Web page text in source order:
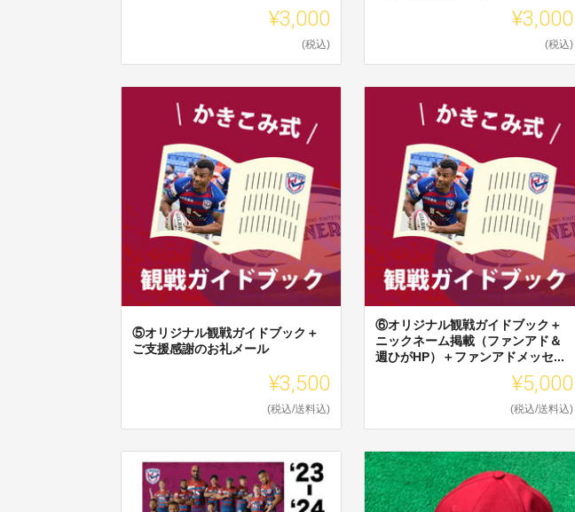
¥3,000
(税込)
¥3,000
(税込)
⑤オリジナル観戦ガイドブック＋
ご支援感謝のお礼メール
¥3,500
(税込/送料込)
⑥オリジナル観戦ガイドブック＋
ニックネーム掲載（ファンアド＆
週ひがHP）＋ファンアドメッセ...
¥5,000
(税込/送料込)